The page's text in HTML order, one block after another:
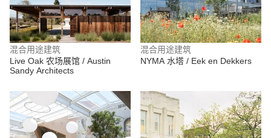
混合用途建筑
Live Oak 农场展馆 / Austin
Sandy Architects
混合用途建筑
NYMA 水塔 / Eek en Dekkers